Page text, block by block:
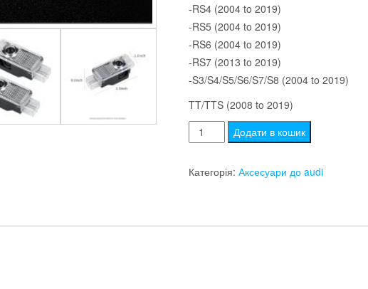
-RS4 (2004 to 2019)
-RS5 (2004 to 2019)
-RS6 (2004 to 2019)
-RS7 (2013 to 2019)
-S3/S4/S5/S6/S7/S8 (2004 to 2019)
TT/TTS (2008 to 2019)
Штатна
підсвітка
Додати в кошик
Категорія: Аксесуари до audi